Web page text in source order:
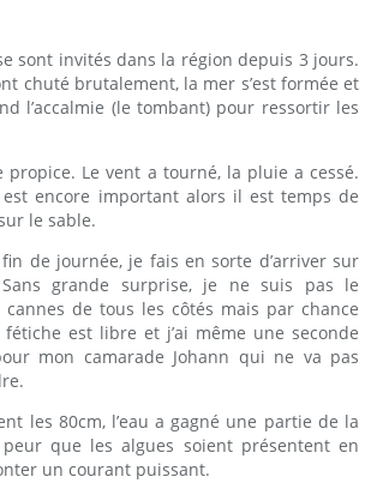
sont invités dans la région depuis 3 jours.
chuté brutalement, la mer s’est formée et
l’accalmie (le tombant) pour ressortir les
propice. Le vent a tourné, la pluie a cessé.
est encore important alors il est temps de
le sable.
de journée, je fais en sorte d’arriver sur
grande surprise, je ne suis pas le
de tous les côtés mais par chance
est libre et j’ai même une seconde
mon camarade Johann qui ne va pas
les 80cm, l’eau a gagné une partie de la
peur que les algues soient présentent en
un courant puissant.